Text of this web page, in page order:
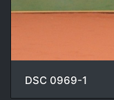
DSC 0969-1